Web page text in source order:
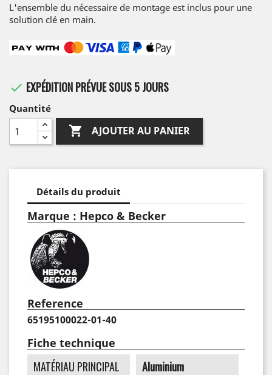
L'ensemble du nécessaire de montage est inclus pour une
solution clé en main.
 EXPÉDITION PRÉVUE SOUS 5 JOURS
Quantité
 AJOUTER AU PANIER
Détails du produit
Marque : Hepco & Becker
Reference
65195100022-01-40
Fiche technique
MATÉRIAU PRINCIPAL
Aluminium